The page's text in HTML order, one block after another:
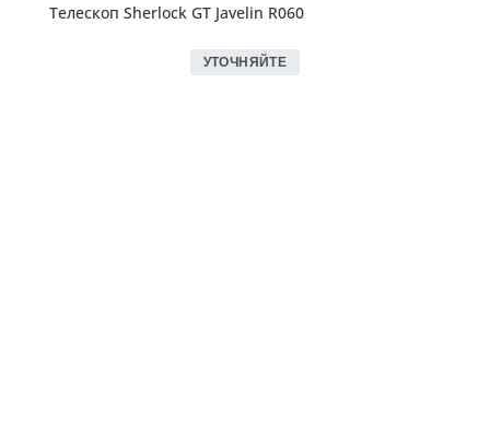
Телескоп Sherlock GT Javelin R060
УТОЧНЯЙТЕ